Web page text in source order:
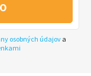
osobných údajov a